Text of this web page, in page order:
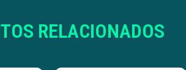
RELACIONADOS